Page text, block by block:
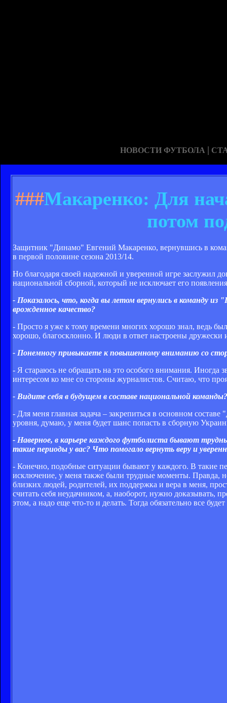
НОВОСТИ ФУТБОЛА |
###Макаренко: Для
потом
Защитник "Динамо" Евгений Макаренко, вернувшись в
в первой половине сезона 2013/14.
Но благодаря своей надежной и уверенной игре заслужил
национальной сборной, который не исключает его
- Показалось, что, когда вы летом вернулись в команду
врожденное качество?
- Просто я уже к тому времени многих хорошо знал, ведь
хорошо, благосклонно. И люди в ответ настроены дружески
- Понемногу привыкаете к повышенному вниманию со
- Я стараюсь не обращать на это особого внимания. Иногда
интересом ко мне со стороны журналистов. Считаю, что
- Видите себя в будущем в составе национальной команды?
- Для меня главная задача – закрепиться в основном
уровня, думаю, у меня будет шанс попасть в сборную
- Наверное, в карьере каждого футболиста бывают
такие периоды у вас? Что помогало вернуть веру и
- Конечно, подобные ситуации бывают у каждого. В такие
исключение, у меня также были трудные моменты. Правда,
близких людей, родителей, их поддержка и вера в меня,
считать себя неудачником, а, наоборот, нужно доказывать,
этом, а надо еще что-то и делать. Тогда обязательно все